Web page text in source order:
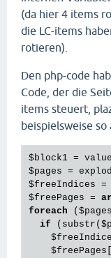
(da hier 4 items
die LC-items
rotieren).
Den php-code
Code, der die
items steuert,
beispielsweise so
$block1 =
$pages =
$freeIndices =
$freePages =
foreach ( $pages
if (substr(
$freePages